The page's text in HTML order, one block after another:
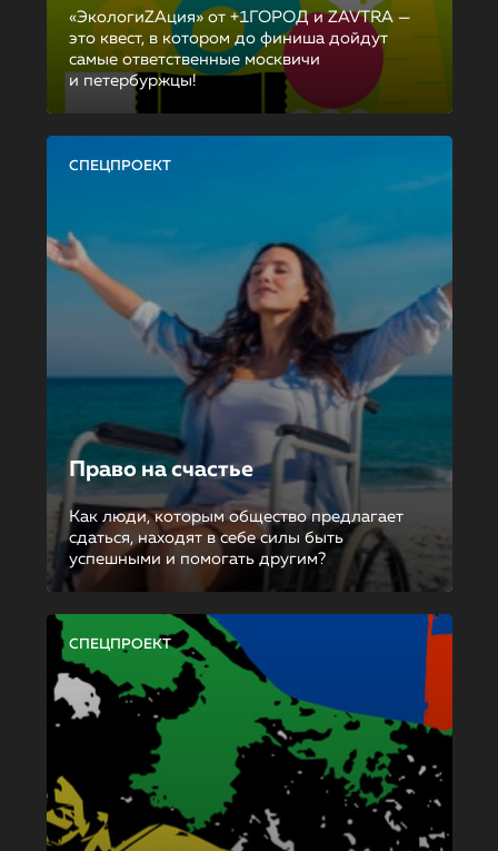
«ЭкологиZAция» от +1ГОРОД и ZAVTRA —
это квест, в котором до финиша дойдут
самые ответственные москвичи
и петербуржцы!
СПЕЦПРОЕКТ
Право на счастье
Как люди, которым общество предлагает
сдаться, находят в себе силы быть
успешными и помогать другим?
СПЕЦПРОЕКТ